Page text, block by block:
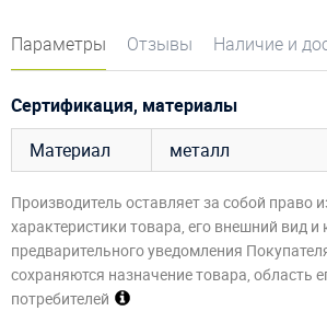
Параметры Отзывы Наличие и
Сертификация, материалы
Материал
металл
Производитель оставляет за собой право
характеристики товара, его внешний вид и
предварительного уведомления
сохраняются назначение товара, область
потребителей